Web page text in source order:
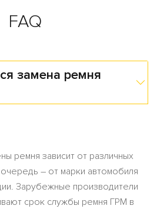
FAQ
замена ремня
ремня зависит от различных
– от марки автомобиля
Зарубежные производители
срок службы ремня ГРМ в